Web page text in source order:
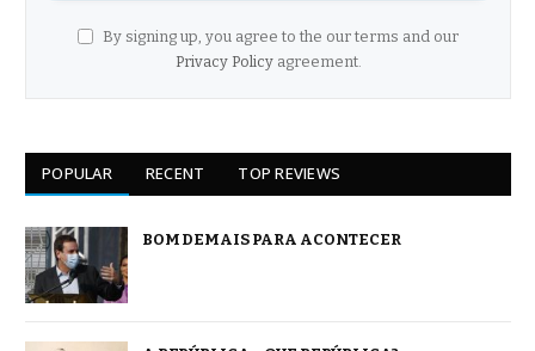
By signing up, you agree to the our terms and our
Privacy Policyagreement.
POPULAR RECENT TOP REVIEWS
BOM DEMAIS PARA ACONTECER